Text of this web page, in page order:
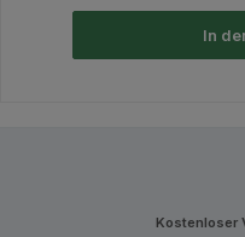
In
Kostenloser